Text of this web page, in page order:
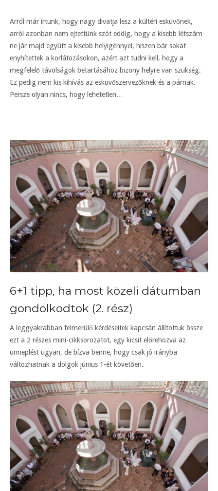
Arról már írtunk, hogy nagy divatja lesz a kültéri esküvőnek,
arról azonban nem ejtettünk szót eddig, hogy a kisebb létszám
ne jár majd együtt a kisebb helyigénnyel, hiszen bár sokat
enyhítettek a korlátozásokon, azért azt tudni kell, hogy a
megfelelő távolságok betartásához bizony helyre van szükség.
Ez pedig nem kis kihívás az esküvőszervezőknek és a párnak.
Persze olyan nincs, hogy lehetetlen…
6+1 tipp, ha most közeli dátumban
gondolkodtok (2. rész)
A leggyakrabban felmerülő kérdéseitek kapcsán állítottuk össze
ezt a 2 részes mini-cikksorozatot, egy kicsit előrehozva az
ünneplést ugyan, de bízva benne, hogy csak jó irányba
változhatnak a dolgok június 1-ét követően.